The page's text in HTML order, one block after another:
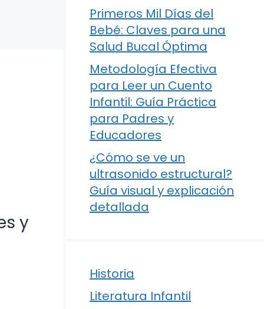
y
Primeros Mil Días del
Bebé: Claves para una
Salud Bucal Óptima
Metodología Efectiva
para Leer un Cuento
Infantil: Guía Práctica
para Padres y
Educadores
¿Cómo se ve un
ultrasonido estructural?
Guía visual y explicación
detallada
Historia
Literatura Infantil